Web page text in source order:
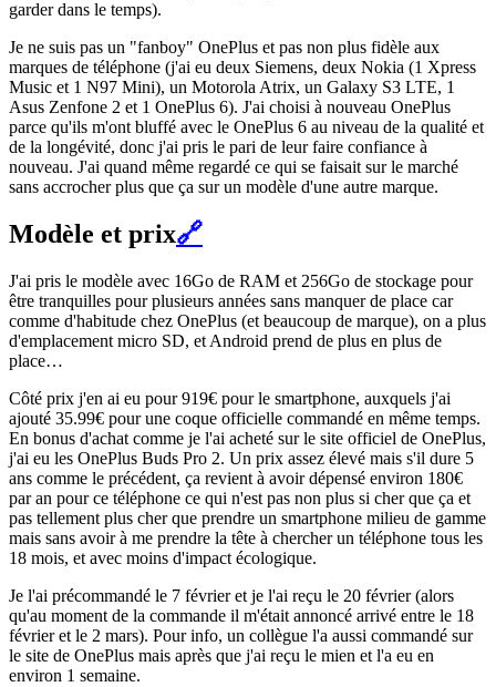
garder dans le temps).
Je ne suis pas un "fanboy" OnePlus et pas non plus fidèle aux
marques de téléphone (j'ai eu deux Siemens, deux Nokia (1 Xpress
Music et 1 N97 Mini), un Motorola Atrix, un Galaxy S3 LTE, 1
Asus Zenfone 2 et 1 OnePlus 6). J'ai choisi à nouveau OnePlus
parce qu'ils m'ont bluffé avec le OnePlus 6 au niveau de la qualité et
de la longévité, donc j'ai pris le pari de leur faire confiance à
nouveau. J'ai quand même regardé ce qui se faisait sur le marché
sans accrocher plus que ça sur un modèle d'une autre marque.
Modèle et prix🔗
J'ai pris le modèle avec 16Go de RAM et 256Go de stockage pour
être tranquilles pour plusieurs années sans manquer de place car
comme d'habitude chez OnePlus (et beaucoup de marque), on a plus
d'emplacement micro SD, et Android prend de plus en plus de
place…
Côté prix j'en ai eu pour 919€ pour le smartphone, auxquels j'ai
ajouté 35.99€ pour une coque officielle commandé en même temps.
En bonus d'achat comme je l'ai acheté sur le site officiel de OnePlus,
j'ai eu les OnePlus Buds Pro 2. Un prix assez élevé mais s'il dure 5
ans comme le précédent, ça revient à avoir dépensé environ 180€
par an pour ce téléphone ce qui n'est pas non plus si cher que ça et
pas tellement plus cher que prendre un smartphone milieu de gamme
mais sans avoir à me prendre la tête à chercher un téléphone tous les
18 mois, et avec moins d'impact écologique.
Je l'ai précommandé le 7 février et je l'ai reçu le 20 février (alors
qu'au moment de la commande il m'était annoncé arrivé entre le 18
février et le 2 mars). Pour info, un collègue l'a aussi commandé sur
le site de OnePlus mais après que j'ai reçu le mien et l'a eu en
environ 1 semaine.